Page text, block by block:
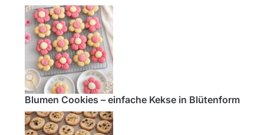
Blumen Cookies – einfache Kekse in Blütenform